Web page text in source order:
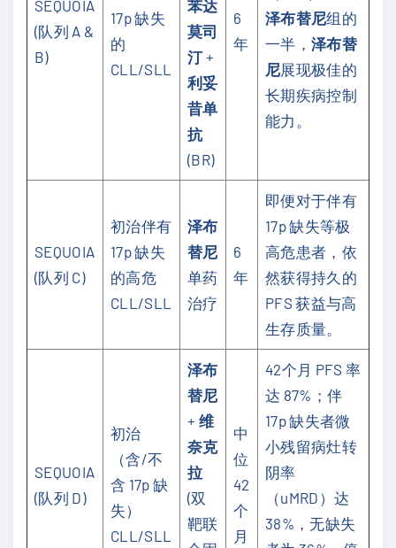
SEQUOIA
(队列 A &
B)
17p 缺失
的
CLL/SLL
苯达
莫司
汀+
利妥
昔单
抗
(BR)
6
年
泽布替尼组的
一半， 泽布替
尼展现极佳的
长期疾病控制
能力。
SEQUOIA
(队列 C)
初治伴有
17p 缺失
的高危
CLL/SLL
泽布
替尼
单药
治疗
6
年
即便对于伴有
17p 缺失等极
高危患者，依
然获得持久的
PFS 获益与高
生存质量。
SEQUOIA
(队列 D)
初治
（含/不
含 17p 缺
失）
CLL/SLL
泽布
替尼
+ 维
奈克
拉
(双
靶联
中
位
42
个
月
42个月 PFS 率
达 87%；伴
17p 缺失者微
小残留病灶转
阴率
（uMRD）达
38%，无缺失